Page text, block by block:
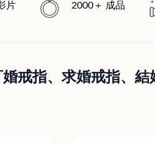
片 2000＋ 成品
婚戒指、求婚戒指、